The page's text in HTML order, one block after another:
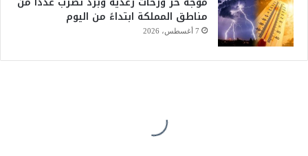
مناطق المملكة ابتداءً من اليوم
7 أغسطس، 2026